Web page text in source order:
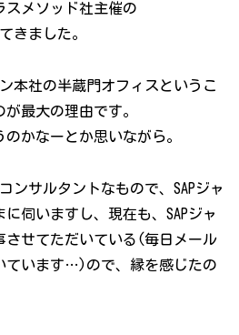
スメソッド社主催の
きました。
本社の半蔵門オフィスというこ
最大の理由です。
かなーとか思いながら。
ンサルタントなもので、SAPジャ
伺いますし、現在も、SAPジャ
させてただいている(毎日メール
ています…)ので、縁を感じたの